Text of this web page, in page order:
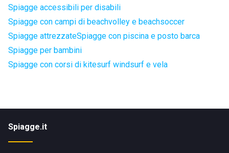
Spiagge accessibili per disabili
Spiagge con campi di beachvolley e beachsoccer
Spiagge attrezzateSpiagge con piscina e posto barca
Spiagge per bambini
Spiagge con corsi di kitesurf windsurf e vela
Spiagge.it